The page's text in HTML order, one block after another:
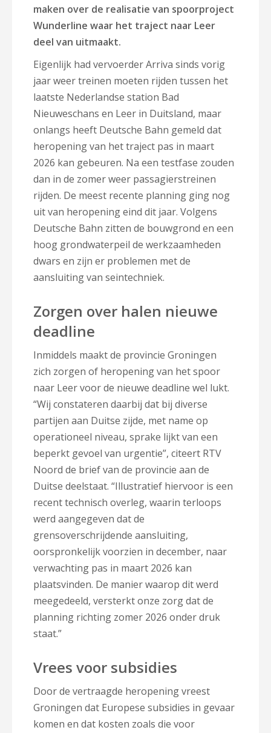
maken over de realisatie van spoorproject
Wunderline waar het traject naar Leer
deel van uitmaakt.
Eigenlijk had vervoerder Arriva sinds vorig
jaar weer treinen moeten rijden tussen het
laatste Nederlandse station Bad
Nieuweschans en Leer in Duitsland, maar
onlangs heeft Deutsche Bahn gemeld dat
heropening van het traject pas in maart
2026 kan gebeuren. Na een testfase zouden
dan in de zomer weer passagierstreinen
rijden. De meest recente planning ging nog
uit van heropening eind dit jaar. Volgens
Deutsche Bahn zitten de bouwgrond en een
hoog grondwaterpeil de werkzaamheden
dwars en zijn er problemen met de
aansluiting van seintechniek.
Zorgen over halen nieuwe
deadline
Inmiddels maakt de provincie Groningen
zich zorgen of heropening van het spoor
naar Leer voor de nieuwe deadline wel lukt.
“Wij constateren daarbij dat bij diverse
partijen aan Duitse zijde, met name op
operationeel niveau, sprake lijkt van een
beperkt gevoel van urgentie”, citeert RTV
Noord de brief van de provincie aan de
Duitse deelstaat. “Illustratief hiervoor is een
recent technisch overleg, waarin terloops
werd aangegeven dat de
grensoverschrijdende aansluiting,
oorspronkelijk voorzien in december, naar
verwachting pas in maart 2026 kan
plaatsvinden. De manier waarop dit werd
meegedeeld, versterkt onze zorg dat de
planning richting zomer 2026 onder druk
staat.”
Vrees voor subsidies
Door de vertraagde heropening vreest
Groningen dat Europese subsidies in gevaar
komen en dat kosten zoals die voor